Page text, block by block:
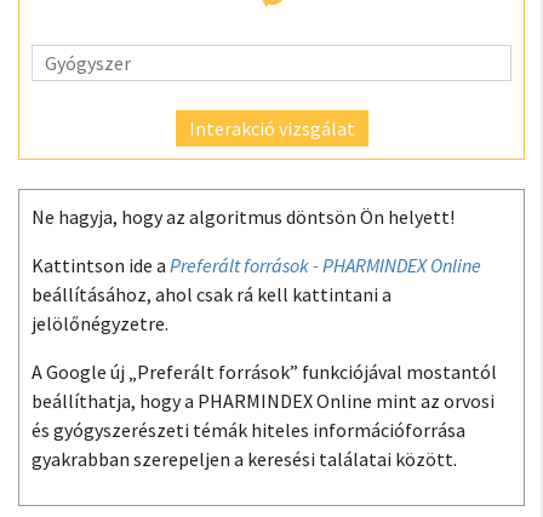
Interakció vizsgálat
Ne hagyja, hogy az algoritmus döntsön Ön helyett!
Kattintson ide a Preferált források - PHARMINDEX Online
beállításához, ahol csak rá kell kattintani a
jelölőnégyzetre.
A Google új „Preferált források” funkciójával mostantól
beállíthatja, hogy a PHARMINDEX Online mint az orvosi
és gyógyszerészeti témák hiteles információforrása
gyakrabban szerepeljen a keresési találatai között.